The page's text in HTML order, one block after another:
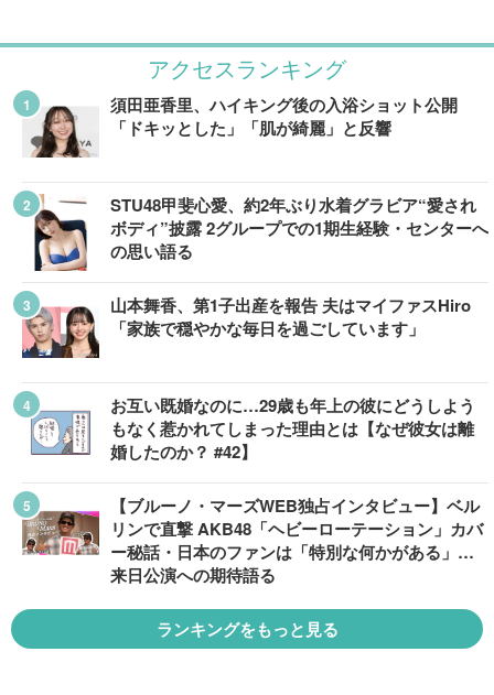
アクセスランキング
須田亜香里、ハイキング後の入浴ショット公開
「ドキッとした」「肌が綺麗」と反響
STU48甲斐心愛、約2年ぶり水着グラビア“愛され
ボディ”披露 2グループでの1期生経験・センターへ
の思い語る
山本舞香、第1子出産を報告 夫はマイファスHiro
「家族で穏やかな毎日を過ごしています」
お互い既婚なのに…29歳も年上の彼にどうしよう
もなく惹かれてしまった理由とは【なぜ彼女は離
婚したのか？ #42】
【ブルーノ・マーズWEB独占インタビュー】ベル
リンで直撃 AKB48「ヘビーローテーション」カバ
ー秘話・日本のファンは「特別な何かがある」…
来日公演への期待語る
ランキングをもっと見る